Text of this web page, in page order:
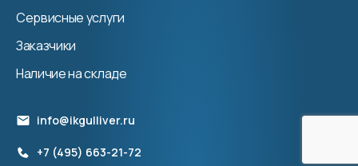
Сервисные услуги
Заказчики
Наличие на складе
info@ikgulliver.ru
+7 (495) 663-21-72